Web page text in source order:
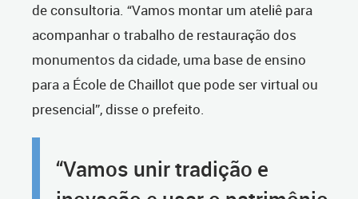
de consultoria. “Vamos montar um ateliê para
acompanhar o trabalho de restauração dos
monumentos da cidade, uma base de ensino
para a École de Chaillot que pode ser virtual ou
presencial”, disse o prefeito.
“Vamos unir tradição e